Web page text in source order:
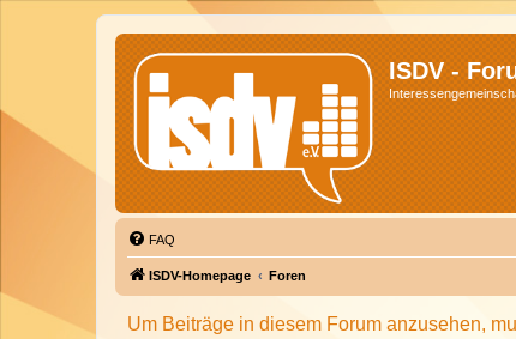
ISDV -
FAQ
ISDV-Homepage Foren
Um Beiträge in diesem Forum anzusehen,